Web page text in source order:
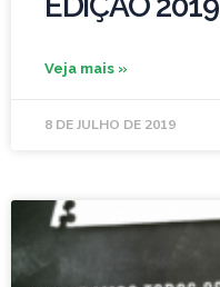
Veja mais »
8 DE JULHO DE 2019